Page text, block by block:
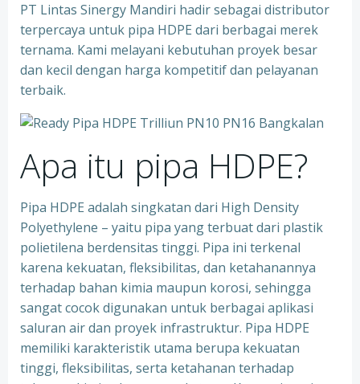
PT Lintas Sinergy Mandiri hadir sebagai distributor
terpercaya untuk pipa HDPE dari berbagai merek
ternama. Kami melayani kebutuhan proyek besar
dan kecil dengan harga kompetitif dan pelayanan
terbaik.
Apa itu pipa HDPE?
Pipa HDPE adalah singkatan dari High Density
Polyethylene – yaitu pipa yang terbuat dari plastik
polietilena berdensitas tinggi. Pipa ini terkenal
karena kekuatan, fleksibilitas, dan ketahanannya
terhadap bahan kimia maupun korosi, sehingga
sangat cocok digunakan untuk berbagai aplikasi
saluran air dan proyek infrastruktur. Pipa HDPE
memiliki karakteristik utama berupa kekuatan
tinggi, fleksibilitas, serta ketahanan terhadap